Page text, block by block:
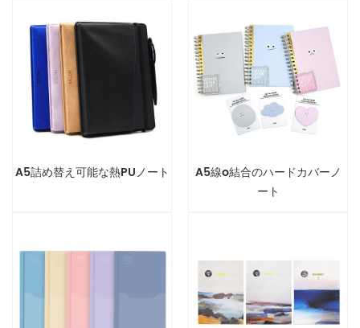
A5詰め替え可能な熱PUノート
A5線o結合のハードカバーノ
ート